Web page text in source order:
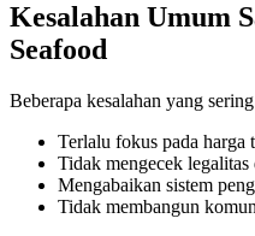
Kesalahan Umum
Seafood
Beberapa kesalahan yang
Terlalu fokus pada harga
Tidak mengecek legalitas
Mengabaikan sistem
Tidak membangun